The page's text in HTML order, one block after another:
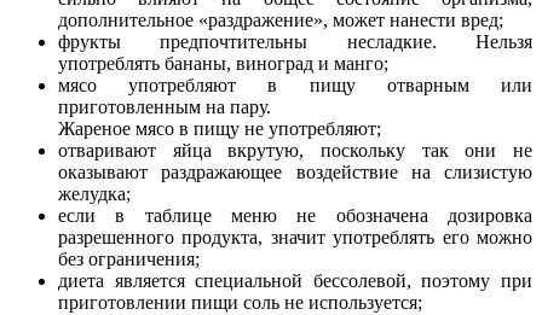
дополнительное «раздражение», может нанести вред;
фрукты предпочтительны несладкие. Нельзя
употреблять бананы, виноград и манго;
мясо употребляют в пищу отварным или
приготовленным на пару.
Жареное мясо в пищу не употребляют;
отваривают яйца вкрутую, поскольку так они не
оказывают раздражающее воздействие на слизистую
желудка;
если в таблице меню не обозначена дозировка
разрешенного продукта, значит употреблять его можно
без ограничения;
диета является специальной бессолевой, поэтому при
приготовлении пищи соль не используется;